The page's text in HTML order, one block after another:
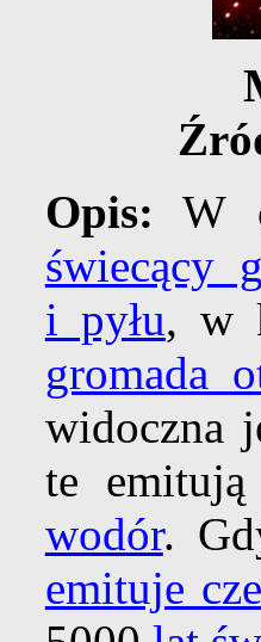
Opis: W
świecący
i pyłu, w
gromada
widoczna
te emitują
wodór.
emituje